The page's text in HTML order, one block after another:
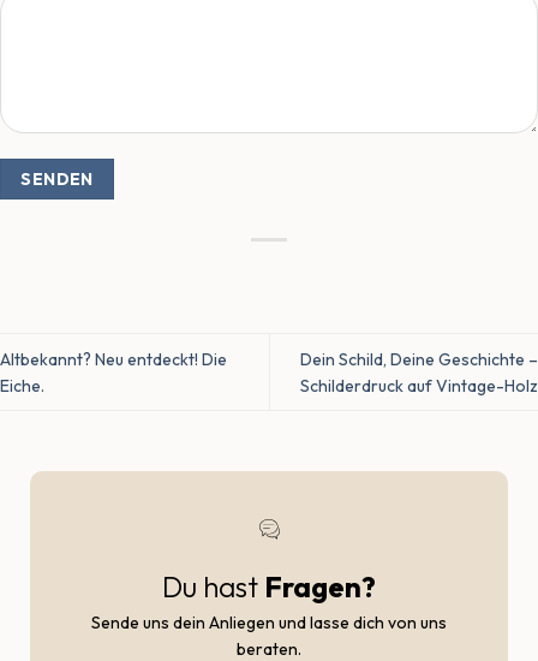
Altbekannt? Neu entdeckt! Die
Eiche.
Dein Schild, Deine Geschichte –
Schilderdruck auf Vintage-Holz
Du hast Fragen?
Sende uns dein Anliegen und lasse dich von uns
beraten.